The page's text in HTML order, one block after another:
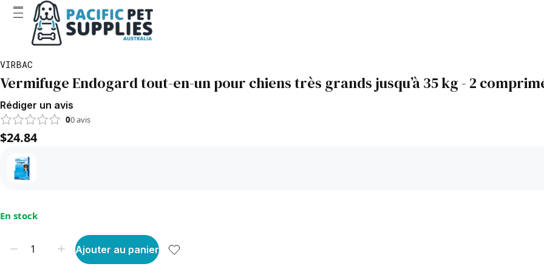
VIRBAC
Vermifuge Endogard tout-en-un pour chiens très grands jusqu’à 35 kg - 2
Rédiger un avis
00avis
$24.84
En stock
Ajouter au panier